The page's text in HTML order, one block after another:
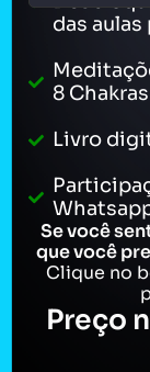
das
8 Chakras
Livro
Se você
que você
Clique no
Preço